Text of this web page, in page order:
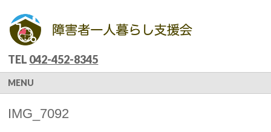
TEL 042-452-8345
MENU
IMG_7092